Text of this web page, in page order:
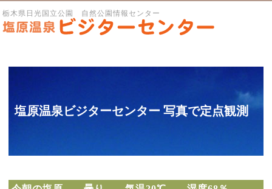
栃木県日光国立公園 自然公園情報センター
塩原温泉ビジターセンター 写真で定点観測